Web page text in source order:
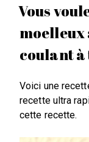
Vous
moelleux
coulant à
Voici une
recette ultra
cette recette.